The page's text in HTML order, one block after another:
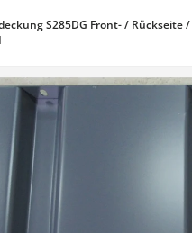
S285DG Front- / Rückseite /